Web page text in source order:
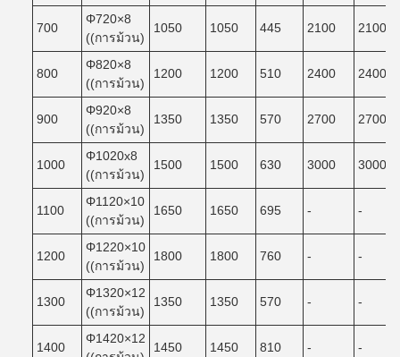
700
Φ720×8
((การม้วน)
1050 1050 445 2100 2100
800
Φ820×8
((การม้วน)
1200 1200 510 2400 2400
900
Φ920×8
((การม้วน)
1350 1350 570 2700 2700
1000
Φ1020x8
((การม้วน)
1500 1500 630 3000 3000
1100
Φ1120×10
((การม้วน)
1650 1650 695 - -
1200
Φ1220×10
((การม้วน)
1800 1800 760 - -
1300
Φ1320×12
((การม้วน)
1350 1350 570 - -
1400
Φ1420×12
1450 1450 810 - -